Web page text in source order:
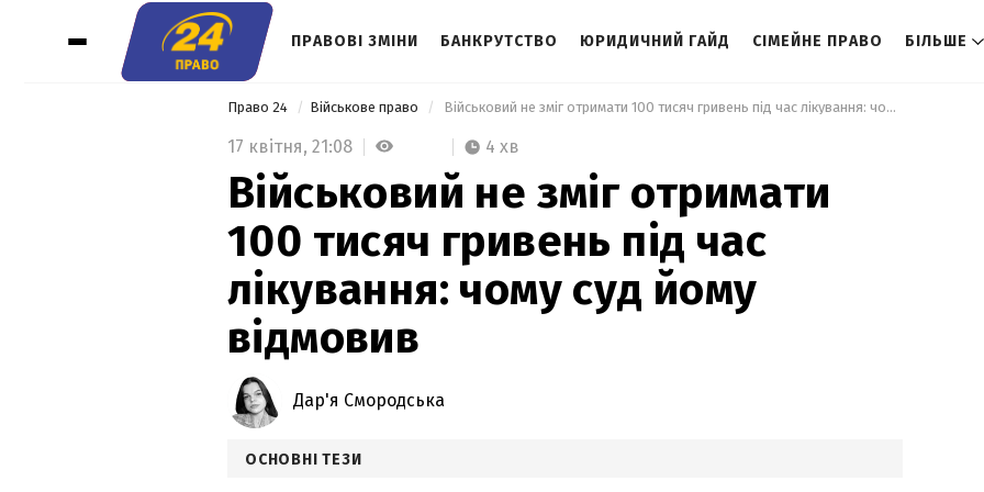
ПРАВОВІ ЗМІНИ БАНКРУТСТВО ЮРИДИЧНИЙ ГАЙД СІМЕЙНЕ ПРАВО БІЛЬШЕ
Право 24 Військове право Військовий не зміг отримати 100 тисяч гривень під час лікування: чому суд йому відмовив
17 квітня, 21:08 4 хв
Військовий не зміг отримати
100 тисяч гривень під час
лікування: чому суд йому
відмовив
Дар'я Смородська
ОСНОВНІ ТЕЗИ